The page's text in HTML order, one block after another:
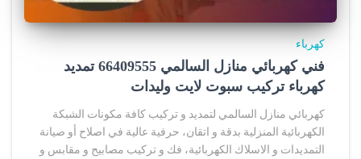
كهرباء
فني كهربائي منازل السالمي 66409555 تمديد
كهرباء تركيب سبوت لايت وليدات
كهربائي منازل السالمي لتمديد و تركيب كافة مكونات الشبكة
الكهربائية المنزلية بدقة و اتقان، حرفية عالية في اصلاح أو صيانة
التمديدات و الاسلاك الكهربائية، فك و تركيب مصابيح و مقابس و